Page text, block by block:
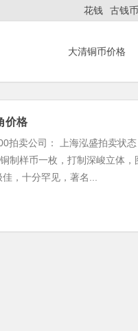
花钱 古钱币
大清铜币价格
价格
拍卖公司： 上海泓盛拍卖状
制样币一枚，打制深峻立体
，十分罕见，著名...